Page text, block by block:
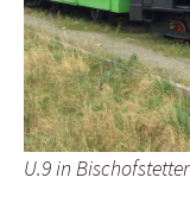
U.9 in